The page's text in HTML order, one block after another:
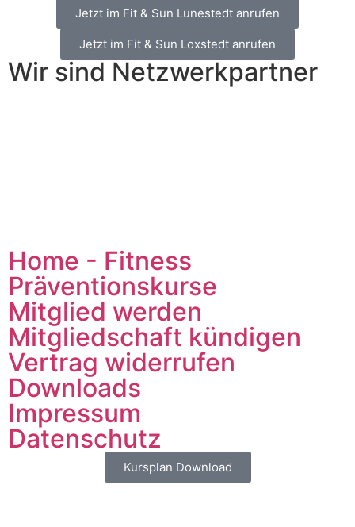
Jetzt im Fit & Sun Lunestedt anrufen
Jetzt im Fit & Sun Loxstedt anrufen
Wir sind Netzwerkpartner
Home - Fitness
Präventionskurse
Mitglied werden
Mitgliedschaft kündigen
Vertrag widerrufen
Downloads
Impressum
Datenschutz
Kursplan Download